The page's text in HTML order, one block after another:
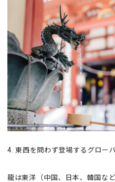
4. 東西を問わず登場するグロー
龍は東洋（中国、日本、韓国な